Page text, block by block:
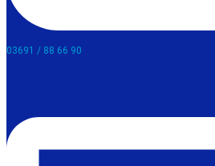
03691 / 88 66 90​